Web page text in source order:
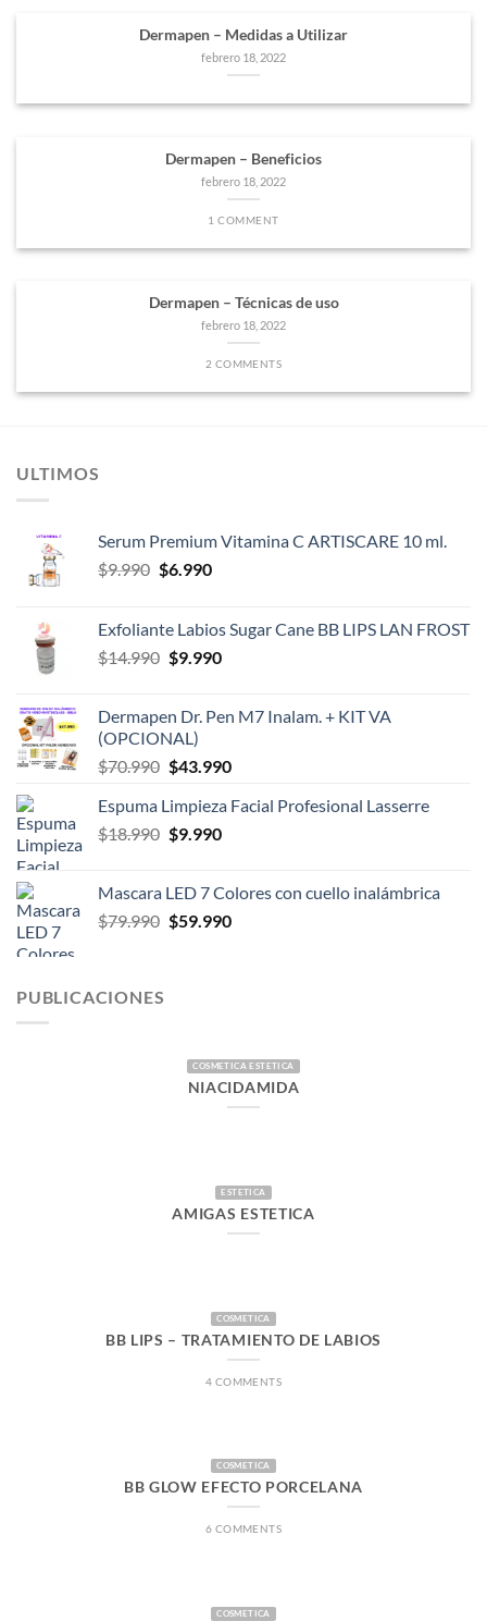
Dermapen – Medidas a Utilizar
febrero 18, 2022
Dermapen – Beneficios
febrero 18, 2022
1 COMMENT
Dermapen – Técnicas de uso
febrero 18, 2022
2 COMMENTS
ULTIMOS
Serum Premium Vitamina C ARTISCARE 10 ml.
$9.990 El
era:
$9.990.
$6.990El
es:
$6.990.
Exfoliante Labios Sugar Cane BB LIPS LAN FROST
$14.990 El
era:
$14.990.
$9.990El
es:
Dermapen Dr. Pen M7 Inalam. + KIT VA
(OPCIONAL)
$70.990 El
original
era:
$43.990El
actual
Espuma Limpieza Facial Profesional Lasserre
$18.990 El
era:
$18.990.
$9.990El
es:
$9.990.
Mascara LED 7 Colores con cuello inalámbrica
$79.990 El
$59.990El
PUBLICACIONES
COSMETICA ESTETICA
NIACIDAMIDA
ESTETICA
AMIGAS ESTETICA
COSMETICA
BB LIPS – TRATAMIENTO DE LABIOS
4 COMMENTS
COSMETICA
BB GLOW EFECTO PORCELANA
6 COMMENTS
COSMETICA